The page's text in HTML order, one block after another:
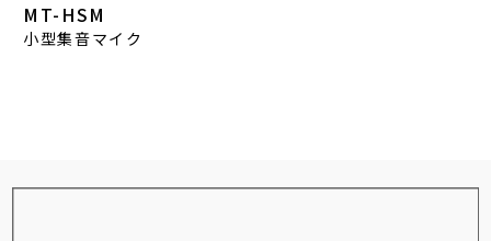
MT-HSM
小型集音マイク